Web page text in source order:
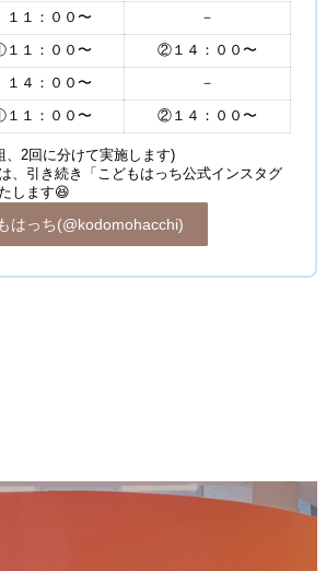
１１：００〜 －
１：００〜 ②１４：００〜
１４：００〜 －
１：００〜 ②１４：００〜
、2回に分けて実施します)
、引き続き「こどもはっち公式インスタグ
します😆
はっち(@kodomohacchi)